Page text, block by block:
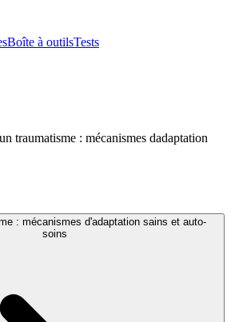
Boîte à outilsTests
traumatisme : mécanismes dadaptation
: mécanismes d'adaptation sains et auto-
soins